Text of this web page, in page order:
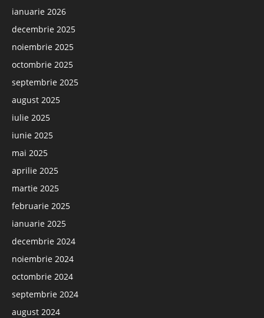
ianuarie 2026
decembrie 2025
noiembrie 2025
octombrie 2025
septembrie 2025
august 2025
iulie 2025
iunie 2025
mai 2025
aprilie 2025
martie 2025
februarie 2025
ianuarie 2025
decembrie 2024
noiembrie 2024
octombrie 2024
septembrie 2024
august 2024